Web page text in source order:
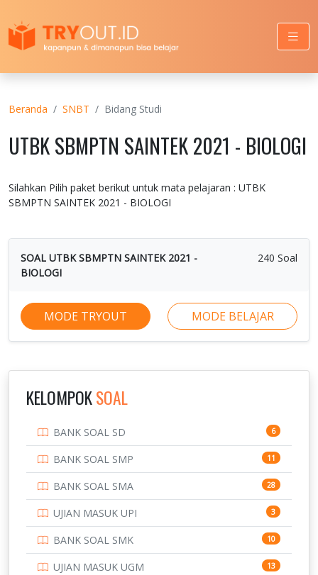
Beranda SNBT Bidang Studi
UTBK SBMPTN SAINTEK 2021 - BIOLOGI
Silahkan Pilih paket berikut untuk mata pelajaran : UTBK
SBMPTN SAINTEK 2021 - BIOLOGI
SOAL UTBK SBMPTN SAINTEK 2021 -
BIOLOGI
240 Soal
MODE TRYOUT MODE BELAJAR
KELOMPOKSOAL
BANK SOAL SD 6
BANK SOAL SMP 11
BANK SOAL SMA 28
UJIAN MASUK UPI 3
BANK SOAL SMK 10
UJIAN MASUK UGM 13